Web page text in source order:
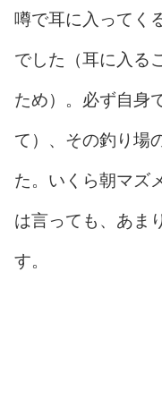
噂で耳に入ってく
でした（耳に入る
ため）。必ず自身
て）、その釣り場
た。いくら朝マズ
は言っても、あま
す。